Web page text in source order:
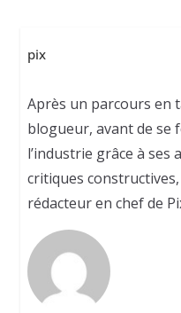
pix
Après un parcours en
blogueur, avant de se
l’industrie grâce à ses
critiques
rédacteur en chef de